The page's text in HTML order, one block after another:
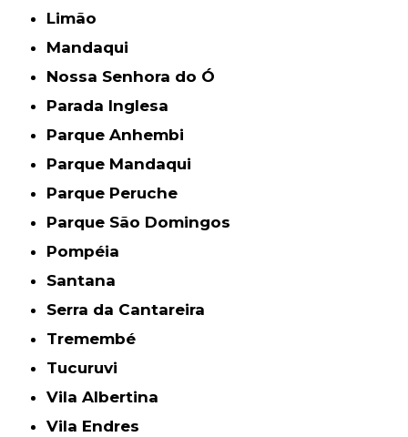
Limão
Mandaqui
Nossa Senhora do Ó
Parada Inglesa
Parque Anhembi
Parque Mandaqui
Parque Peruche
Parque São Domingos
Pompéia
Santana
Serra da Cantareira
Tremembé
Tucuruvi
Vila Albertina
Vila Endres